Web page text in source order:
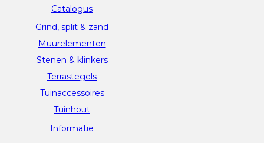
Catalogus
Grind, split & zand
Muurelementen
Stenen & klinkers
Terrastegels
Tuinaccessoires
Tuinhout
Informatie